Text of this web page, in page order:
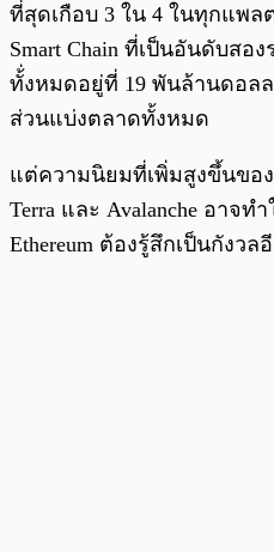
ที่สุดเกือบ 3 ใน 4 ในทุกแพล
Smart Chain ที่เป็นอันดับสอ
ทั้่งหมดอยู่ที่ 19 พันล้านดอลล
ส่วนแบ่งตลาดทั้งหมด
แต่ความนิยมที่เพิ่มสูงขึ้นของ
Terra และ Avalanche อาจ
Ethereum ต้องรู้สึกเป็นกังวล